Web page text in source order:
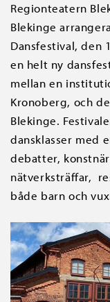
Regionteatern
Blekinge
Dansfestival, den
en helt ny
mellan en
Kronoberg, och
Blekinge.
dansklasser med
debatter,
nätverksträffar,
både barn och